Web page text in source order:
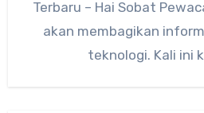
Terbaru – Hai Sobat
akan membagikan
teknologi. Kali ini